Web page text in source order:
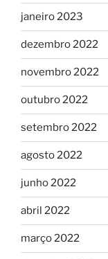
janeiro 2023
dezembro 2022
novembro 2022
outubro 2022
setembro 2022
agosto 2022
junho 2022
abril 2022
março 2022